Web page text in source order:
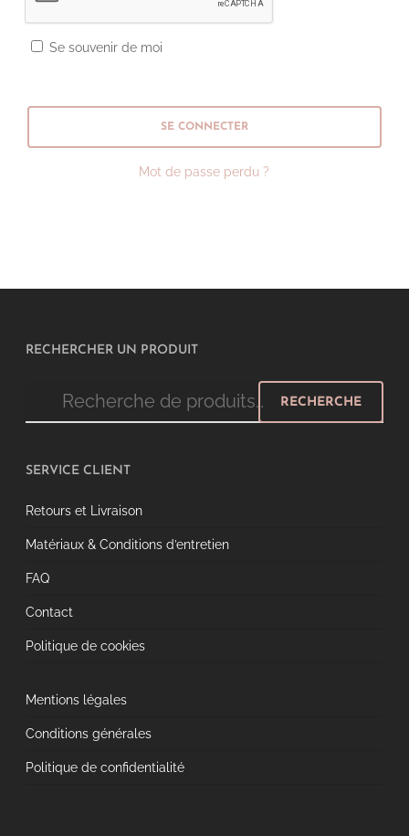
Se souvenir de moi
SE CONNECTER
Mot de passe perdu ?
RECHERCHER UN PRODUIT
RECHERCHE
SERVICE CLIENT
Retours et Livraison
Matériaux & Conditions d’entretien
FAQ
Contact
Politique de cookies
Mentions légales
Conditions générales
Politique de confidentialité